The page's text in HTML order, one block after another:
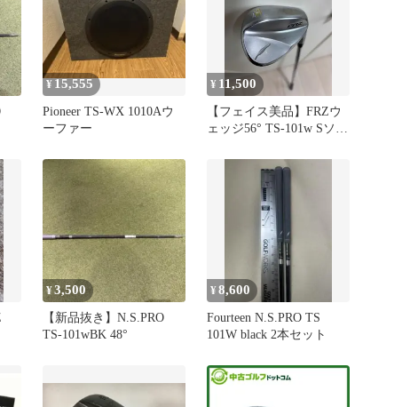
¥ 15,555
Pioneer TS-WX 1010Aウ
ーファー
¥ 11,500
【フェイス美品】FRZウ
ェッジ56° TS-101w Sソー
¥3,500
【新品抜き】N.S.PRO
TS-101wBK 48°
¥8,600
Fourteen N.S.PRO TS
101W black 2本セット